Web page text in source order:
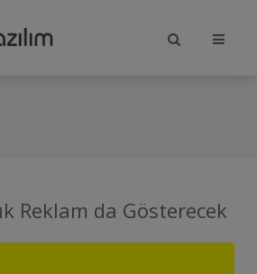
Reklam da Gösterecek